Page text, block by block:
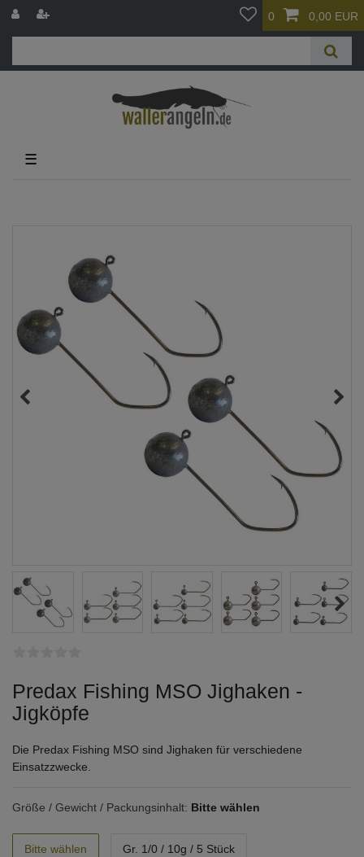
0 0,00 EUR
☰
Predax Fishing MSO Jighaken -
Jigköpfe
Die Predax Fishing MSO sind Jighaken für verschiedene
Einsatzzwecke.
Größe / Gewicht / Packungsinhalt: Bitte wählen
Bitte wählen Gr. 1/0 / 10g / 5 Stück